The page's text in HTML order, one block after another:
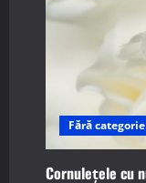
Fără categorie
Cornulețele cu